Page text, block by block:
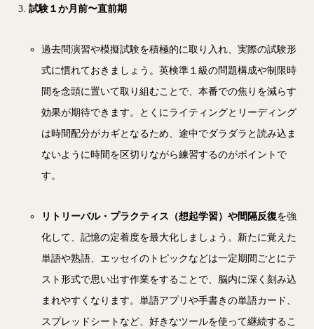
試験１か月前〜直前期
過去問演習や模擬試験を積極的に取り入れ、実際の試験形
式に慣れておきましょう。英検準１級の問題構成や制限時
間を念頭に置いて取り組むことで、本番での焦りを減らす
効果が期待できます。とくにライティングとリーディング
は時間配分がカギとなるため、途中でダラダラと読み込ま
ないように時間を区切りながら練習するのがポイントで
す。
リトリーバル・プラクティス（想起学習）や間隔反復を強
化して、記憶の定着度を最大化しましょう。新たに覚えた
単語や熟語、エッセイのトピックなどは一定期間ごとにテ
スト形式で思い出す作業をすることで、脳内に深く刻み込
まれやすくなります。単語アプリや手書きの単語カード、
スプレッドシートなど、好きなツールを使って継続するこ